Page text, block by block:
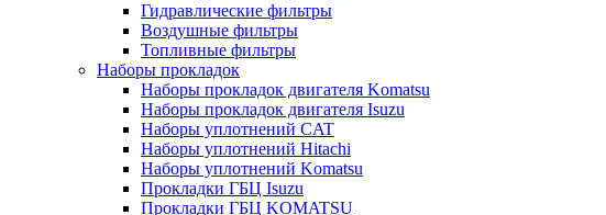
Гидравлические фильтры
Воздушные фильтры
Топливные фильтры
Наборы прокладок
Наборы прокладок двигателя Komatsu
Наборы прокладок двигателя Isuzu
Наборы уплотнений CAT
Наборы уплотнений Hitachi
Наборы уплотнений Komatsu
Прокладки ГБЦ Isuzu
Прокладки ГБЦ KOMATSU